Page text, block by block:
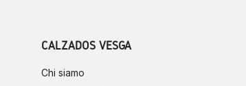
CALZADOS VESGA
Chi siamo